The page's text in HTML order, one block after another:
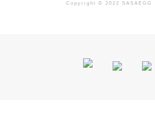
Copyright © 2022 SASAEGG